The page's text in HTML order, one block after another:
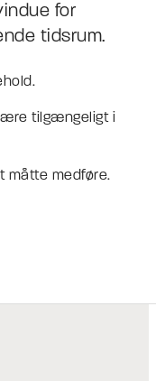
for
tidsrum.
tilgængeligt i
måtte medføre.